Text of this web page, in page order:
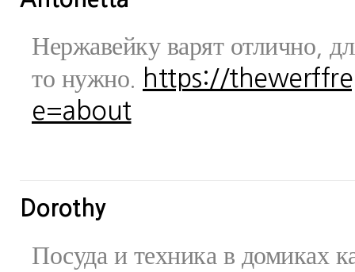
Нержавейку варят отлично,
то нужно.
https://
e=about
Dorothy
Посуда и техника в домиках